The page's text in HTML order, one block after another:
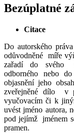
Bezúplatné
Citace
Do autorského
odůvodněné míře
zařadí do svého
odborného nebo
objasnění jeho
zveřejněné dílo v
vyučovacím či k
uvést jméno autora,
pod jejímž jménem
pramen.